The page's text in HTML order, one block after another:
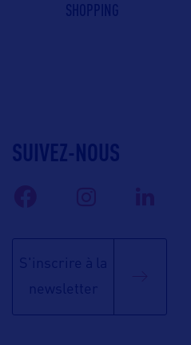
SHOPPING
SUIVEZ-NOUS
S'inscrire à la
newsletter